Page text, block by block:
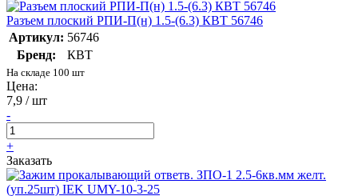
Разъем плоский РПИ-П(н) 1.5-(6.3) КВТ 56746
Артикул: 56746
Бренд:
КВТ
На складе 100 шт
Цена:
7,9 / шт
-
+
Заказать